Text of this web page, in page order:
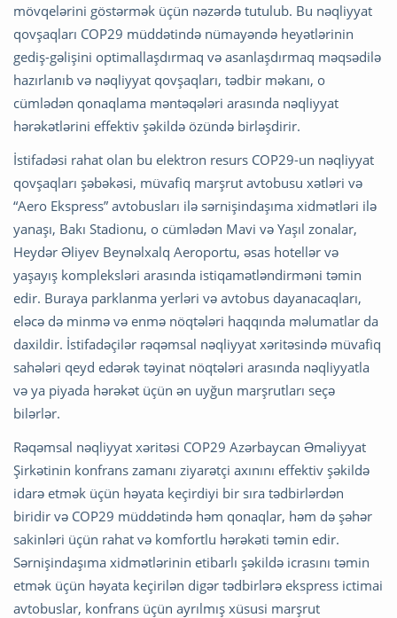
mövqelərini göstərmək üçün nəzərdə tutulub. Bu nəqliyyat
qovşaqları COP29 müddətində nümayəndə heyətlərinin
gediş-gəlişini optimallaşdırmaq və asanlaşdırmaq məqsədilə
hazırlanıb və nəqliyyat qovşaqları, tədbir məkanı, o
cümlədən qonaqlama məntəqələri arasında nəqliyyat
hərəkətlərini effektiv şəkildə özündə birləşdirir.
İstifadəsi rahat olan bu elektron resurs COP29-un nəqliyyat
qovşaqları şəbəkəsi, müvafiq marşrut avtobusu xətləri və
“Aero Ekspress” avtobusları ilə sərnişindaşıma xidmətləri ilə
yanaşı, Bakı Stadionu, o cümlədən Mavi və Yaşıl zonalar,
Heydər Əliyev Beynəlxalq Aeroportu, əsas hotellər və
yaşayış kompleksləri arasında istiqamətləndirməni təmin
edir. Buraya parklanma yerləri və avtobus dayanacaqları,
eləcə də minmə və enmə nöqtələri haqqında məlumatlar da
daxildir. İstifadəçilər rəqəmsal nəqliyyat xəritəsində müvafiq
sahələri qeyd edərək təyinat nöqtələri arasında nəqliyyatla
və ya piyada hərəkət üçün ən uyğun marşrutları seçə
bilərlər.
Rəqəmsal nəqliyyat xəritəsi COP29 Azərbaycan Əməliyyat
Şirkətinin konfrans zamanı ziyarətçi axınını effektiv şəkildə
idarə etmək üçün həyata keçirdiyi bir sıra tədbirlərdən
biridir və COP29 müddətində həm qonaqlar, həm də şəhər
sakinləri üçün rahat və komfortlu hərəkəti təmin edir.
Sərnişindaşıma xidmətlərinin etibarlı şəkildə icrasını təmin
etmək üçün həyata keçirilən digər tədbirlərə ekspress ictimai
avtobuslar, konfrans üçün ayrılmış xüsusi marşrut